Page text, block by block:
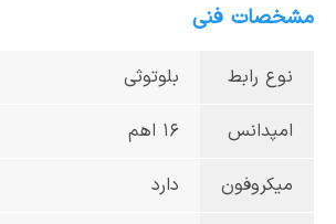
مشخصات فنی
نوع رابط بلوتوثی
امپدانس 16 اهم
میکروفون دارد